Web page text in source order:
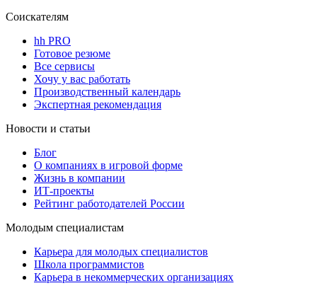
Соискателям
hh PRO
Готовое резюме
Все сервисы
Хочу у вас работать
Производственный календарь
Экспертная рекомендация
Новости и статьи
Блог
О компаниях в игровой форме
Жизнь в компании
ИТ-проекты
Рейтинг работодателей России
Молодым специалистам
Карьера для молодых специалистов
Школа программистов
Карьера в некоммерческих организациях